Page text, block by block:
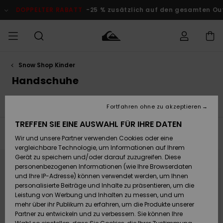
Produkt
springen
DOPPELTER RABATT -25 % zusätzlich auf den gesamten
MÄNNER
Accessoires
Schuhe&
Flip-Flops
Surf
Snow
JUNGEN
Accessoires
Schuhe&
Flip-Flops
Surf
Snow
FRAUEN
Brandneu
Highlights
Snow
SURF
Kinder
Highlights
Community
SNOW
Kinder
Snow Shop
Damen
Highlights
DOPPELTER
RABATT
KINDER
Outlet
Frauen
Versand
Retouren
Bezahlung
Geschenkkarte
Quiksilver
Snow Shop Kinder
Handschuhe
Mützen Snow Accessoires
Filterkriterien
springen
Überspringen
TREFFEN SIE EINE AUSWAHL FÜR IHRE DATEN
Wir und unsere Partner verwenden Cookies oder eine
vergleichbare Technologie, um Informationen auf Ihrem
Gerät zu speichern und/oder darauf zuzugreifen. Diese
personenbezogenen Informationen (wie Ihre Browserdaten
und Ihre IP-Adresse) können verwendet werden, um Ihnen
personalisierte Beiträge und Inhalte zu präsentieren, um die
Leistung von Werbung und Inhalten zu messen, und um
mehr über ihr Publikum zu erfahren, um die Produkte unserer
Partner zu entwickeln und zu verbessern. Sie können Ihre
Fortfahren ohne zu akzeptieren